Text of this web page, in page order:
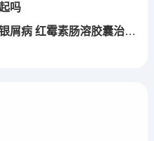
吗
红霉素肠溶胶囊治银屑病有效吗